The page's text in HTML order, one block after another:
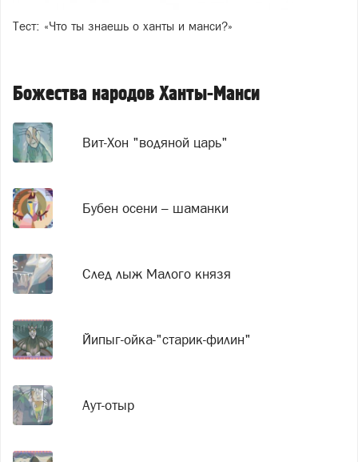
Тест: «Что ты знаешь о ханты и манси?»
Божества народов Ханты-Манси
Вит-Хон "водяной царь"
Бубен осени – шаманки
След лыж Малого князя
Йипыг-ойка-"старик-филин"
Аут-отыр